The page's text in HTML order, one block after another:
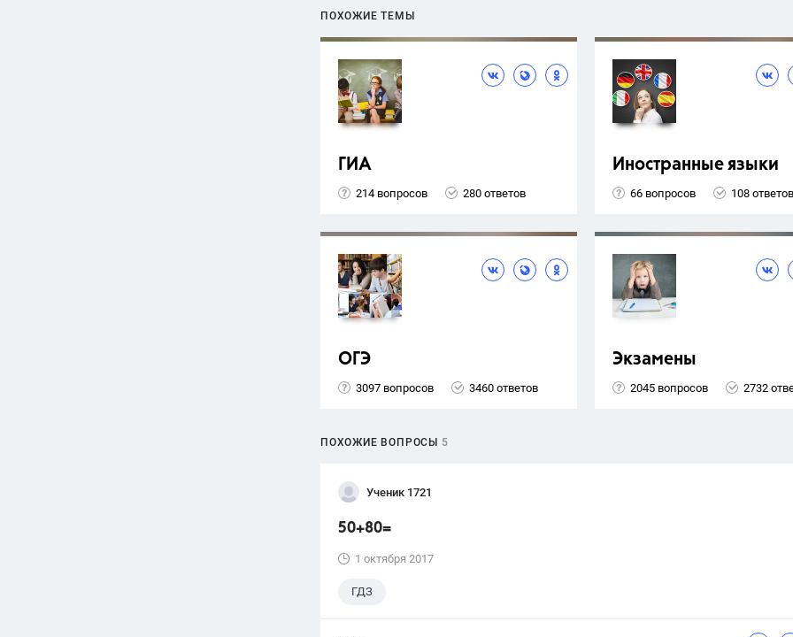
ПОХОЖИЕ ТЕМЫ
ГИА
214 вопросов 280 ответов
Иностранные языки
66 вопросов 108 ответов
ОГЭ
3097 вопросов 3460 ответов
Экзамены
2045 вопросов 2732
ПОХОЖИЕ ВОПРОСЫ 5
Ученик 1721
50+80=
1 октября 2017
ГДЗ